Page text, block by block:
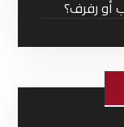
أو رفرف؟